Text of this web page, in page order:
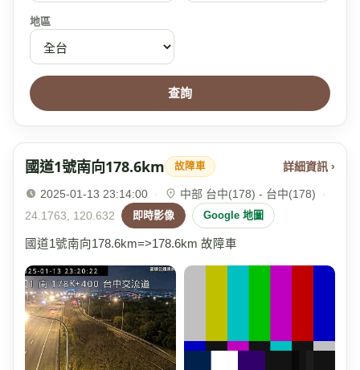
地區
查詢
國道1號南向178.6km 故障車 詳細資訊 ›
2025-01-13 23:14:00 · 中部 台中(178) - 台中(178)
·
24.1763, 120.632
即時影像 Google 地圖
國道1號南向178.6km=>178.6km 故障車